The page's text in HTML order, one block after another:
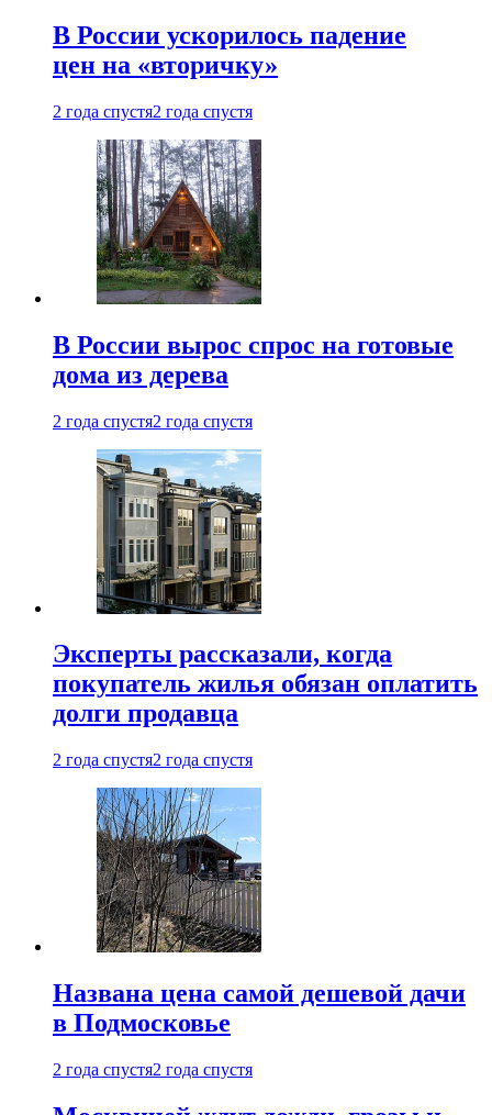
В России ускорилось падение
цен на «вторичку»
2 года спустя2 года спустя
В России вырос спрос на готовые
дома из дерева
2 года спустя2 года спустя
Эксперты рассказали, когда
покупатель жилья обязан оплатить
долги продавца
2 года спустя2 года спустя
Названа цена самой дешевой дачи
в Подмосковье
2 года спустя2 года спустя